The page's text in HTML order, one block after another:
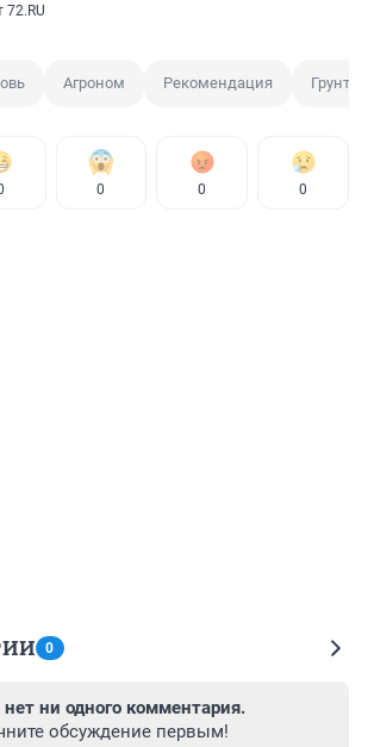
72.RU
Агроном Рекомендация Грунт
0 0 0
0
нет ни одного комментария.
обсуждение первым!